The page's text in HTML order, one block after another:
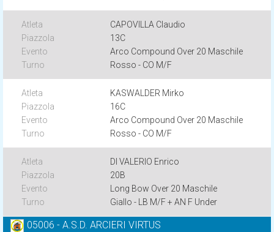
CAPOVILLA Claudio
13C
Arco Compound Over 20 Maschile
Rosso - CO M/F
KASWALDER Mirko
16C
Arco Compound Over 20 Maschile
Rosso - CO M/F
DI VALERIO Enrico
20B
Long Bow Over 20 Maschile
Giallo - LB M/F + AN F Under
05006 - A.S.D. ARCIERI VIRTUS